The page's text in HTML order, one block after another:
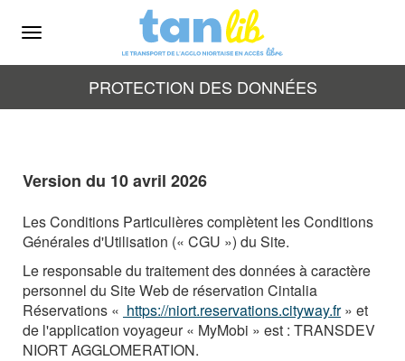
Menu
PROTECTION DES DONNÉES
Version du 10 avril 2026
Les Conditions Particulières complètent les Conditions
Générales d'Utilisation (« CGU ») du Site.
Le responsable du traitement des données à caractère
personnel du Site Web de réservation Cintalia
Réservations « https://niort.reservations.cityway.fr» et
de l'application voyageur « MyMobi » est : TRANSDEV
NIORT AGGLOMERATION.